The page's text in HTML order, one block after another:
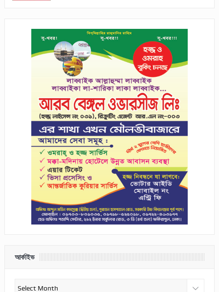
আর্কাইভ
আর্কাইভ